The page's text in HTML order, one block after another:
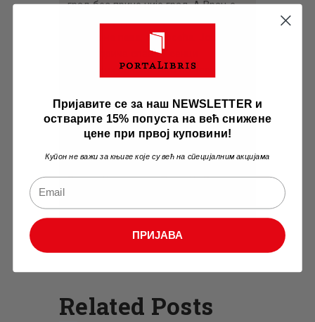
град без приче није град. А Врање…
Врање је једна тиха, вечна песма,
која се не пева, већ осећа. Још
много прича спава у сенци
врањских сокака. Aко пожелиш да
наглас, али срцем шапуће сваком ко
уме да слуша.
Сокака: Неиспричане Приче Из Старих
Related Posts
Пријавите се за наш NEWSLETTER и
остварите 15% попуста на већ снижене
цене при првој куповини!
Купон не важи за књиге које су већ на специјалним акцијама
ПРИЈАВА